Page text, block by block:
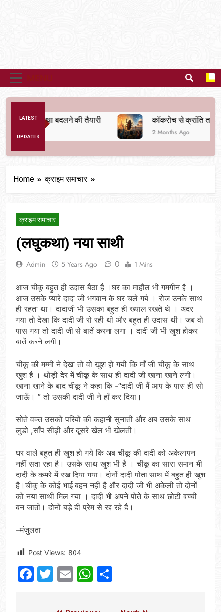
LATEST
UPDATES
व्यवस्था बदलने की तैयारी कॉकरोच से क्रांति तक
2 Months Ago
Home क्राइम समाचार
क्राइम समाचार
(लघुकथा) नया साथी
Admin 5 Years Ago 0 1 Mins
आज चीकू बहुत ही उदास बैठा है ।घर का माहौल भी गमगीन है ।
आज उसके प्यारे दादा जी भगवान के घर चले गये । रोज उनके साथ
ही रहता था। दादाजी भी उसका बहुत ही ख्याल रखते थे । अंदर
गया तो देखा कि दादी जी रो रही थी और बहुत ही उदास थी। जब वो
पास गया तो दादी जी से बातें करना लगा । दादी जी भी खुश होकर
बातें करने लगी।
चीकू की मम्मी ने देखा तो वो खुश हो गयी कि माँ जी चीकू के साथ
खुश है । थोड़ी देर में चीकू के साथ ही दादी जी खाना खाने लगी।
खाना खाने के बाद चीकू ने कहा कि -“दादी जी मैं आप के पास ही सो
जाऊँ। ” तो उसकी दादी जी ने हाँ कर दिया।
सोते वक्त उसको परियों की कहानी सुनाती और अब उसके साथ
लुडो ,साँप सीढ़ी और दूसरे खेल भी खेलती।
घर वाले बहुत ही खुश हो गये कि अब चीकू की दादी को अकेलापन
नहीं सता रहा है। उसके साथ खुश भी है । चीकू का सारा समान भी
दादी के कमरे में रख दिया गया। दोनों दादी पोता साथ में बहुत ही खुश
है।चीकू के कोई भाई बहन नहीं है और दादी जी भी अकेली तो दोनों
को नया साथी मिल गया । दादी भी अपने पोते के साथ छोटी बच्ची
बन जाती। दोनों बड़े ही प्रेम से रह रहे है।
–मंजुलता
Post Views: 804
Facebook
Twitter
EmailWhatsApp